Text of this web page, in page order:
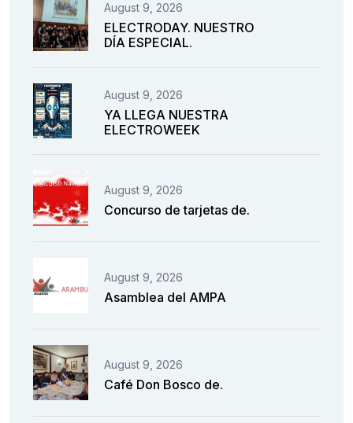
August 9, 2026
ELECTRODAY. NUESTRO
DÍA ESPECIAL.
August 9, 2026
YA LLEGA NUESTRA
ELECTROWEEK
August 9, 2026
Concurso de tarjetas de.
August 9, 2026
Asamblea del AMPA
August 9, 2026
Café Don Bosco de.